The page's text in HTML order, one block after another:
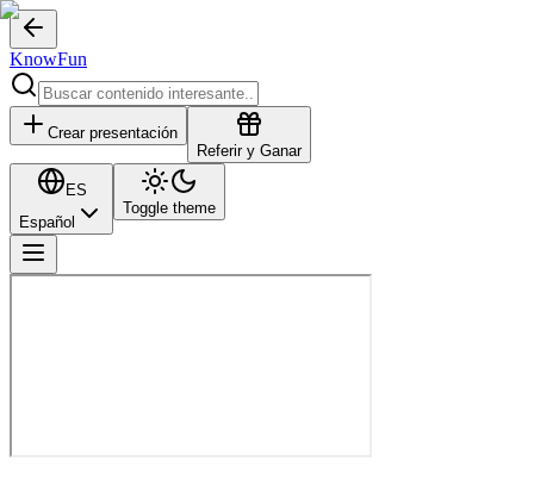
KnowFun
Crear presentación
Referir y Ganar
ES
Español
Toggle theme